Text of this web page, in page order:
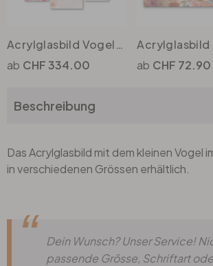
Acrylglasbild Vogelgezwitscher in der Kirschblüte (3-teilig)
CHF 334.00
CHF 72.90
Beschreibung
Das Acrylglasbild mit dem kleinen Vogel
in verschiedenen Grössen erhältlich.
Dein Wunsch? Unser Service!
passende Grösse, Schriftart